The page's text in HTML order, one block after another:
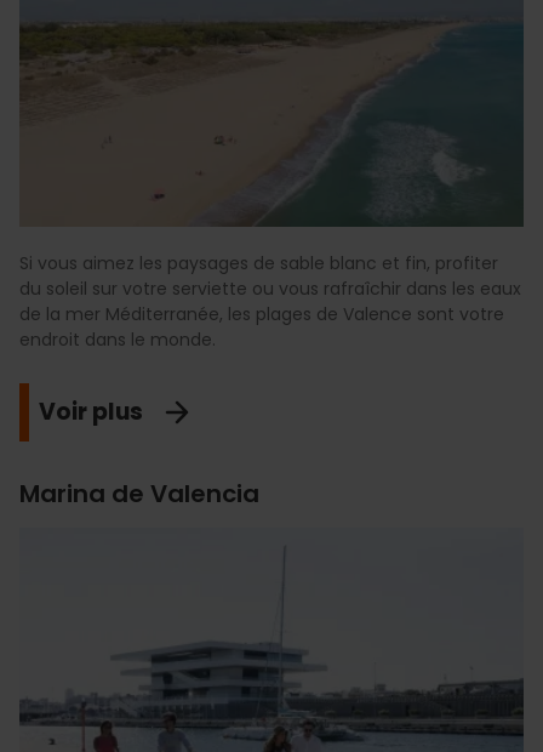
Si vous aimez les paysages de sable blanc et fin, profiter
du soleil sur votre serviette ou vous rafraîchir dans les eaux
de la mer Méditerranée, les plages de Valence sont votre
endroit dans le monde.
Voir plus
Marina de Valencia